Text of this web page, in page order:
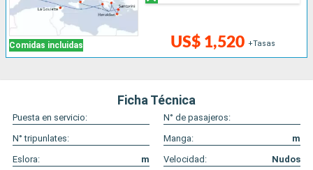
Comidas incluidas US$ 1,520 +Tasas
Ficha Técnica
Puesta en servicio:
N° de pasajeros:
N° tripunlates:
Manga:
m
Eslora:
m Velocidad: Nudos